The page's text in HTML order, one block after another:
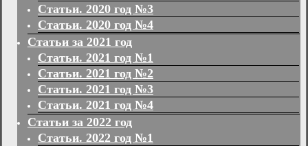
Статьи. 2020 год №3
Статьи. 2020 год №4
Статьи за 2021 год
Статьи. 2021 год №1
Статьи. 2021 год №2
Статьи. 2021 год №3
Статьи. 2021 год №4
Статьи за 2022 год
Статьи. 2022 год №1